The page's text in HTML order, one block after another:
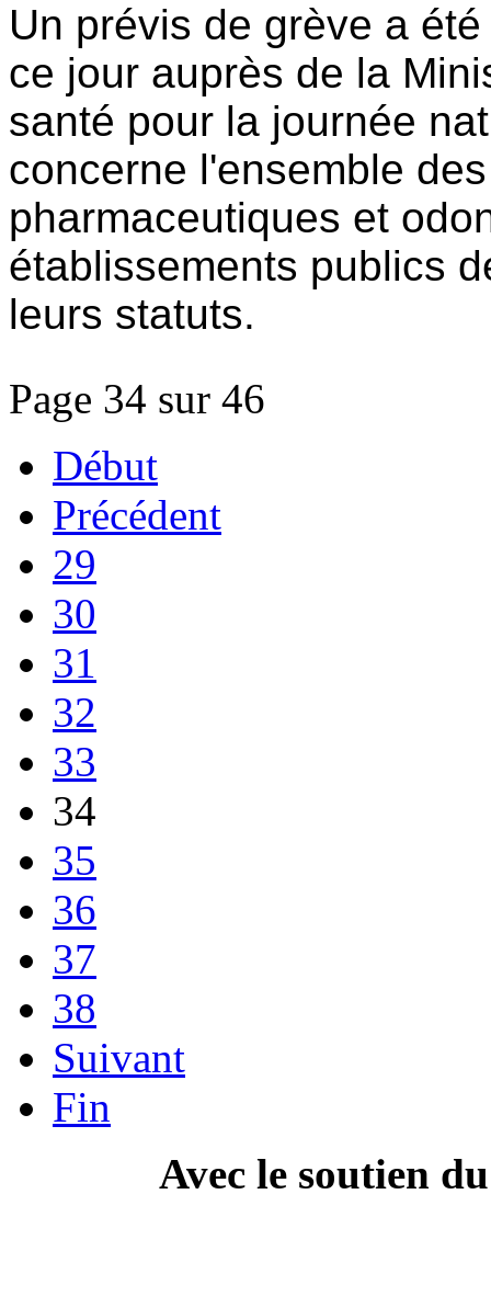
Un prévis de grève a
ce jour auprès de la
santé pour la journée
concerne l'ensemble
pharmaceutiques et
établissements publics
leurs statuts.
Page 34 sur 46
Début
Précédent
29
30
31
32
33
34
35
36
37
38
Suivant
Fin
Avec le soutien